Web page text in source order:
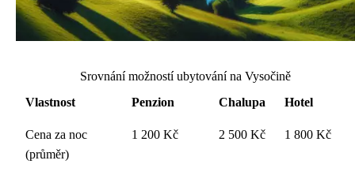
Srovnání možností ubytování na Vysočině
Vlastnost
Penzion Chalupa Hotel
Cena za noc
(průměr)
1 200 Kč 2 500 Kč 1 800 Kč